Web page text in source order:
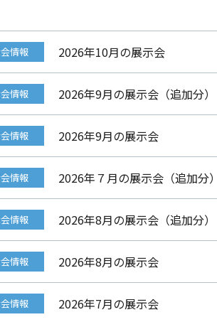
情報 2026年10月の展示会
情報 2026年9月の展示会（追加分）
情報 2026年9月の展示会
情報 2026年７月の展示会（追加分）
情報 2026年8月の展示会（追加分）
情報 2026年8月の展示会
情報 2026年7月の展示会